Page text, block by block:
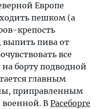
Европе
пешком (а
крепость
выпить пива от
все
борту подводной
главным
приправленным
В Расеборге